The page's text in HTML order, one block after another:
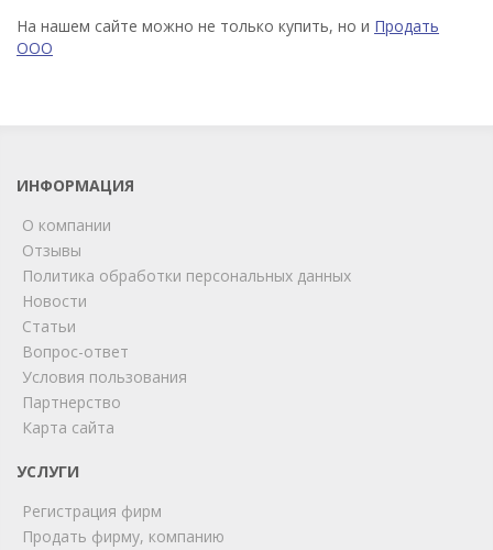
На нашем сайте можно не только купить, но и Продать
ООО
ИНФОРМАЦИЯ
О компании
Отзывы
Политика обработки персональных данных
Новости
Статьи
Вопрос-ответ
Условия пользования
Партнерство
Карта сайта
УСЛУГИ
Регистрация фирм
Продать фирму, компанию
online
Позвоните нам или свяжитесь с нами через любой
удобный мессенджер!